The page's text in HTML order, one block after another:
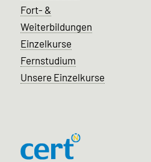
Fort- &
Weiterbildungen
Einzelkurse
Fernstudium
Unsere Einzelkurse